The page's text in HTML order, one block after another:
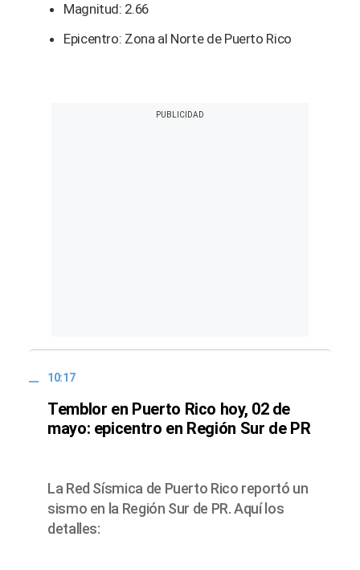
Magnitud: 2.66
Epicentro: Zona al Norte de Puerto Rico
10:17
Temblor en Puerto Rico hoy, 02 de
mayo: epicentro en Región Sur de PR
La Red Sísmica de Puerto Rico reportó un
sismo en la Región Sur de PR. Aquí los
detalles: